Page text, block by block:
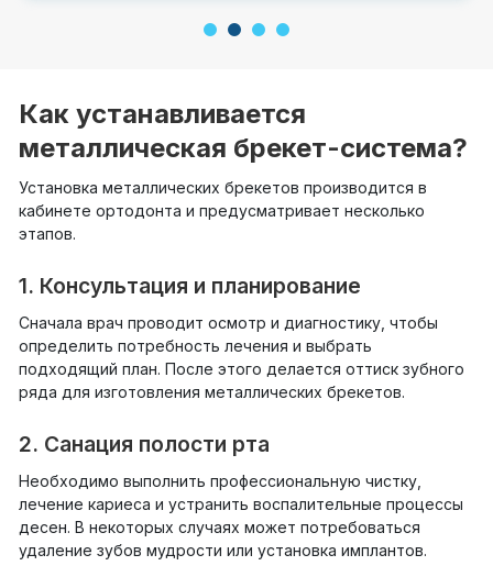
Как устанавливается
металлическая брекет-система?
Установка металлических брекетов производится в
кабинете ортодонта и предусматривает несколько
этапов.
1. Консультация и планирование
Сначала врач проводит осмотр и диагностику, чтобы
определить потребность лечения и выбрать
подходящий план. После этого делается оттиск зубного
ряда для изготовления металлических брекетов.
2. Санация полости рта
Необходимо выполнить профессиональную чистку,
лечение кариеса и устранить воспалительные процессы
десен. В некоторых случаях может потребоваться
удаление зубов мудрости или установка имплантов.